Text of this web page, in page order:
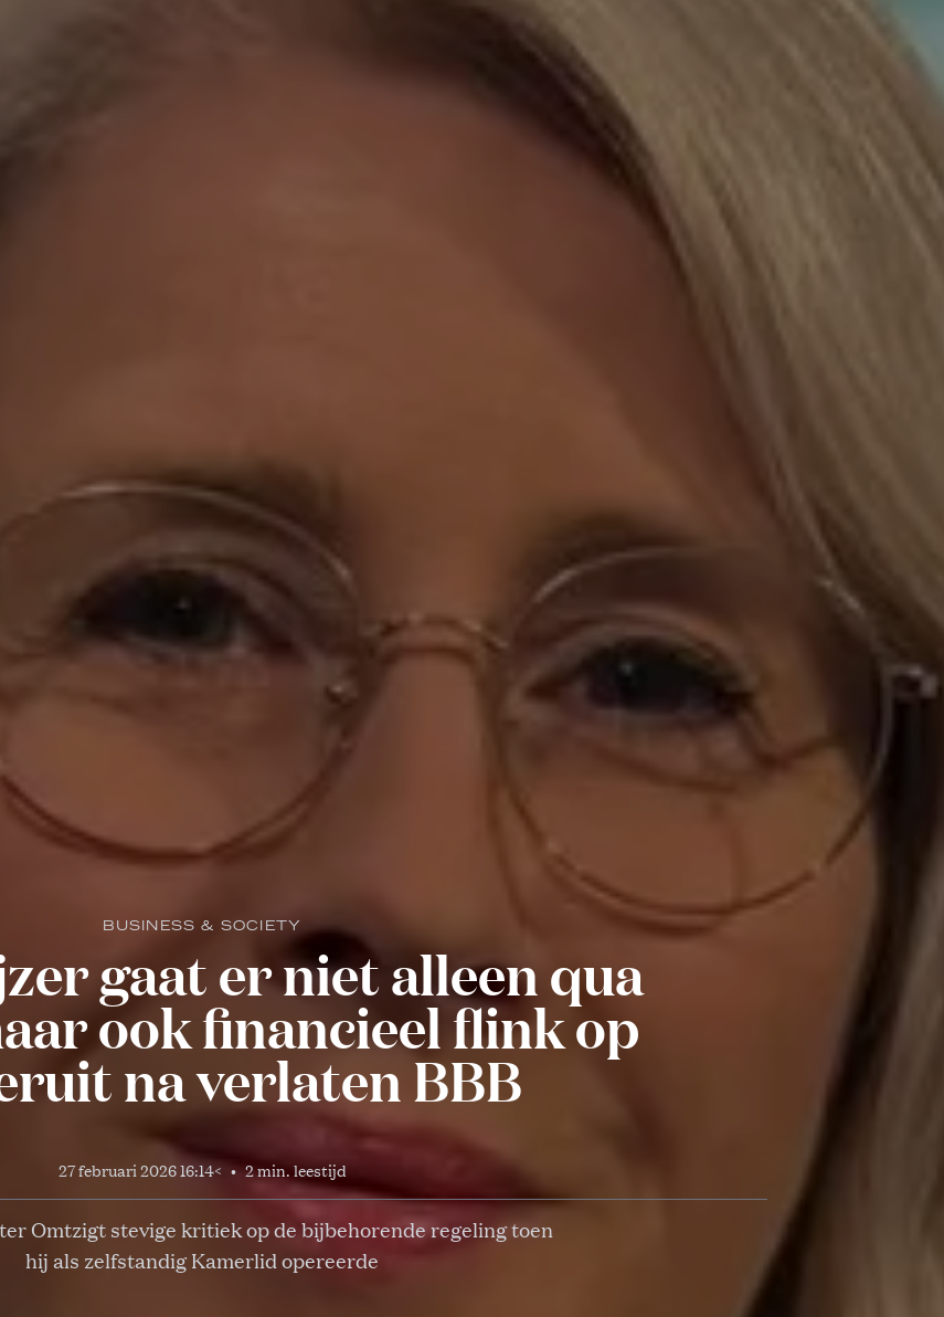
BUSINESS & SOCIETY
gaat er niet alleen qua
ook financieel flink op
na verlaten BBB
27 februari 2026 16:14< • 2 min. leestijd
Omtzigt stevige kritiek op de bijbehorende regeling toen
hij als zelfstandig Kamerlid opereerde